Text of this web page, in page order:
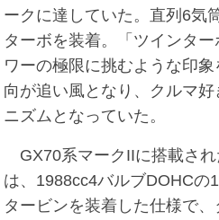
ークに達していた。直列6気
ターボを装着。「ツインタ
ワーの極限に挑むような印
向が追い風となり、クルマ
ニズムとなっていた。
GX70系マークIIに搭載さ
は、1988cc4バルブDOHCの
タービンを装着した仕様で